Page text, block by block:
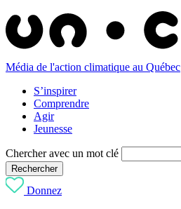
Média de l'action climatique au Québec
S’inspirer
Comprendre
Agir
Jeunesse
Chercher avec un mot clé
Rechercher
Donnez